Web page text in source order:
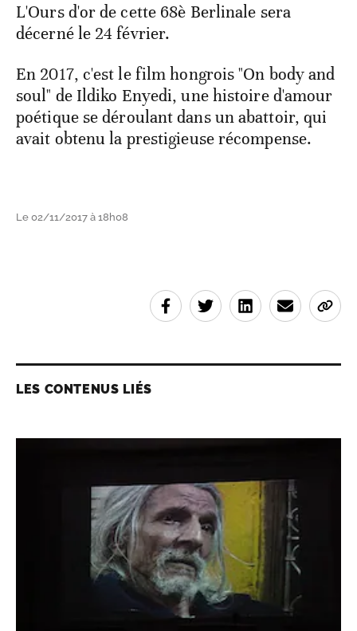
L'Ours d'or de cette 68è Berlinale sera
décerné le 24 février.
En 2017, c'est le film hongrois "On body and
soul" de Ildiko Enyedi, une histoire d'amour
poétique se déroulant dans un abattoir, qui
avait obtenu la prestigieuse récompense.
Le 02/11/2017 à 18h08
LES CONTENUS LIÉS